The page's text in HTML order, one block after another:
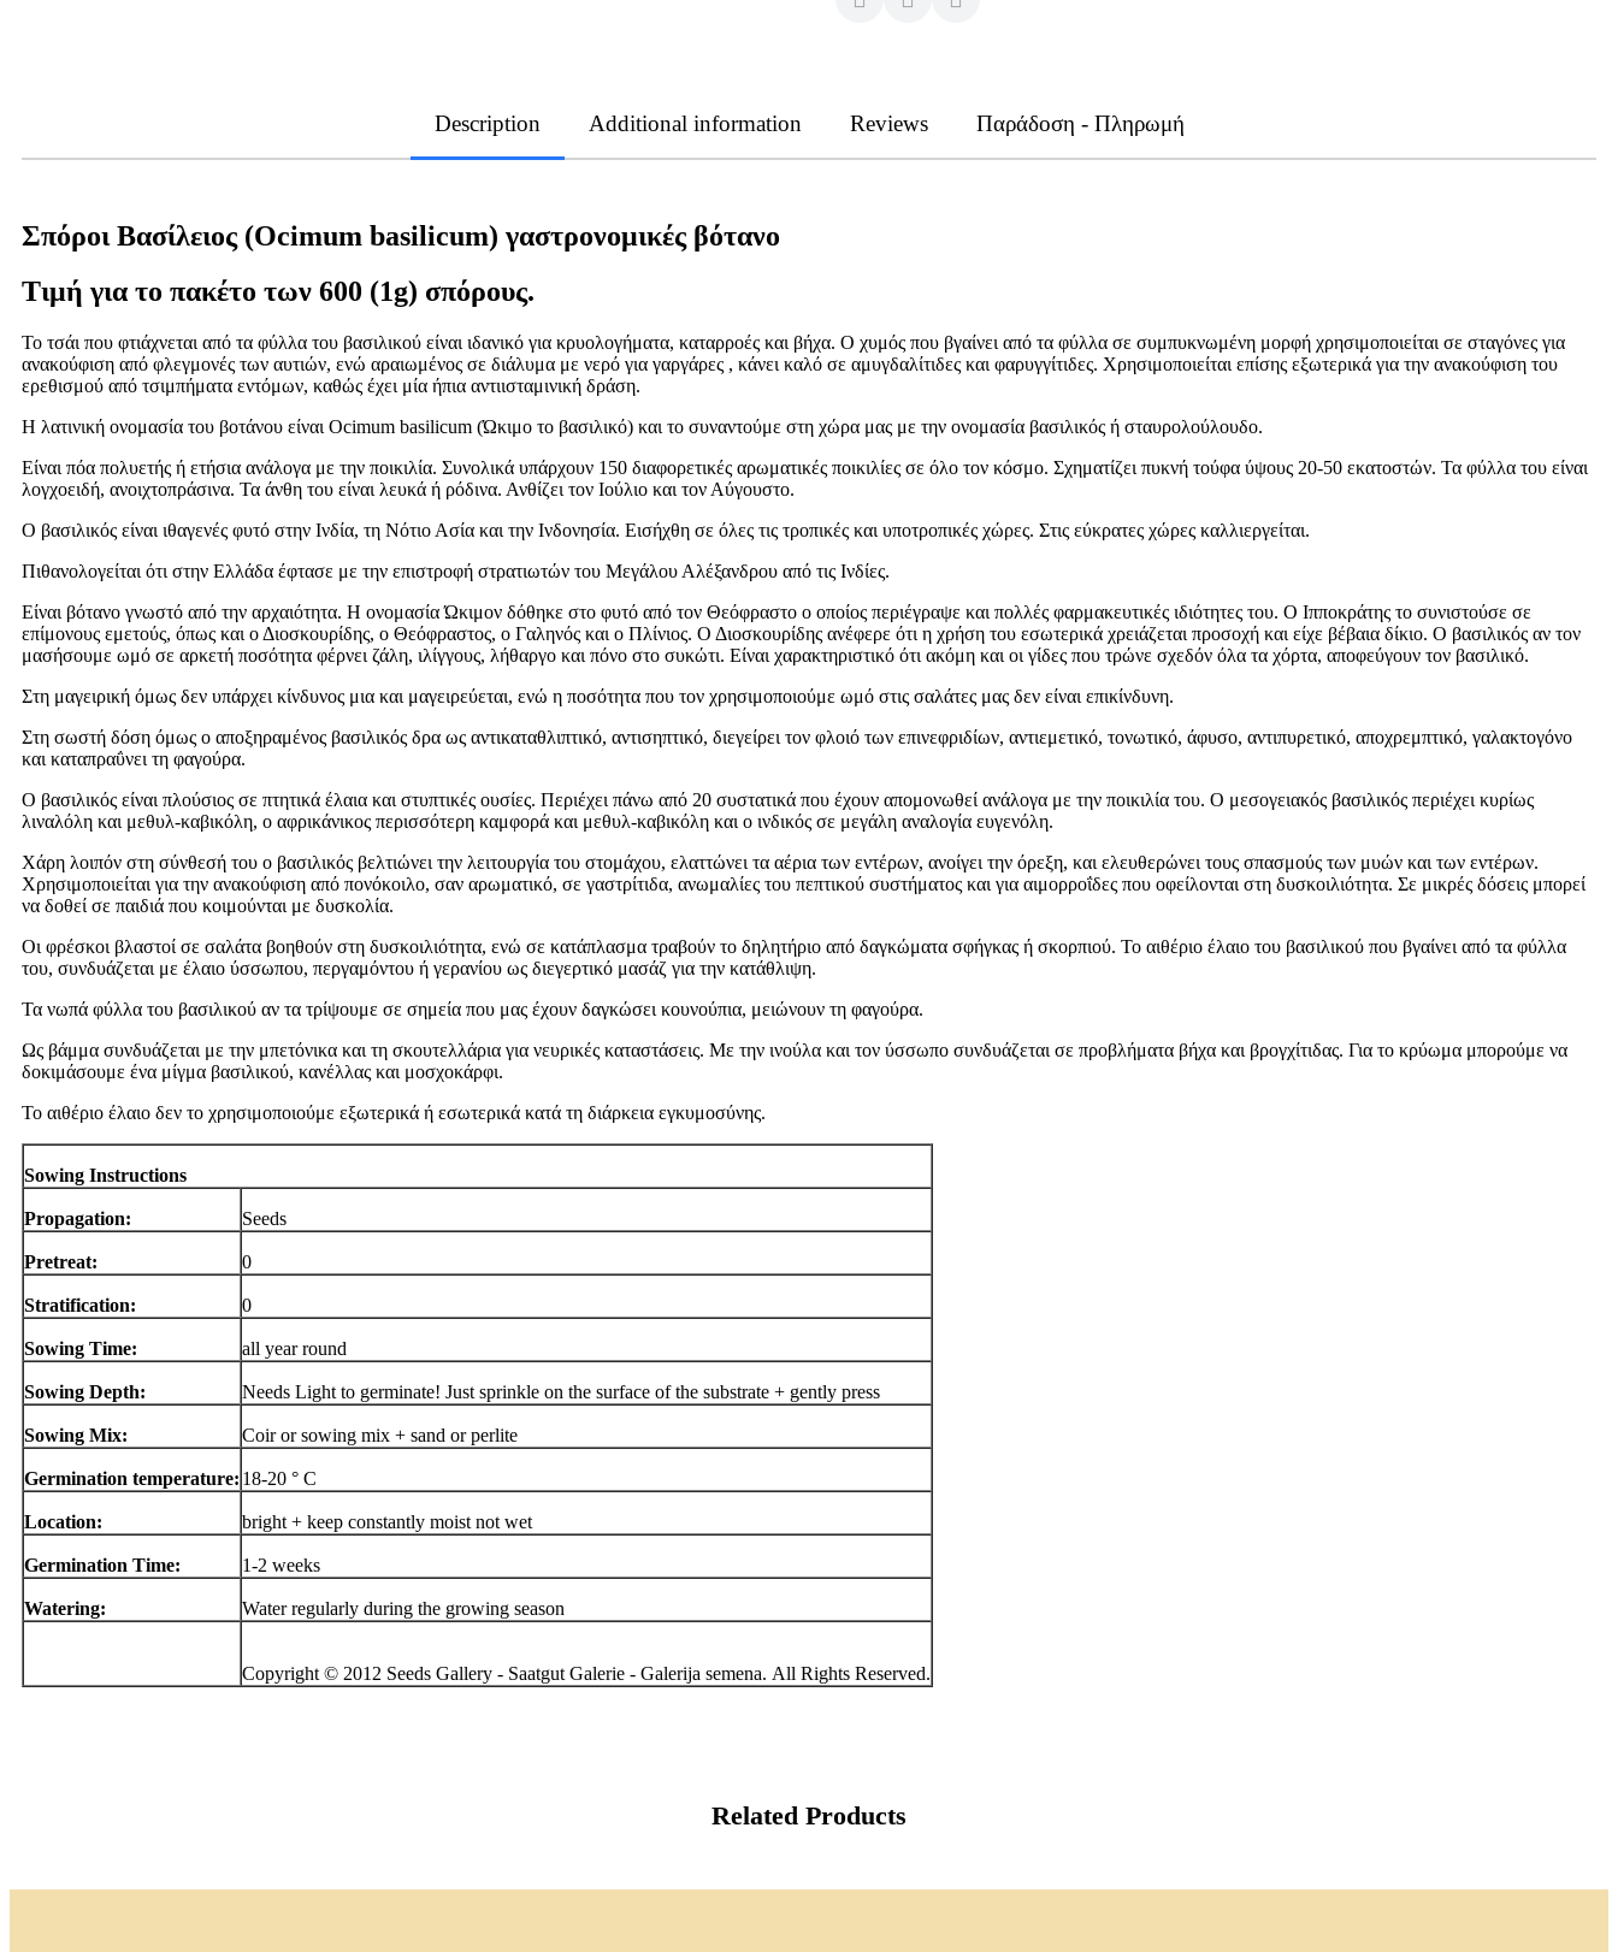
Description Additional information Reviews Παράδοση - Πληρωμή
Σπόροι Βασίλειος (Ocimum basilicum) γαστρονομικές βότανο
Τιμή για το πακέτο των 600 (1g) σπόρους.
Το τσάι που φτιάχνεται από τα φύλλα του βασιλικού είναι ιδανικό για κρυολογήματα, καταρροές και βήχα. Ο χυμός που βγαίνει από τα φύλλα σε συμπυκνωμένη μορφή χρησιμοποιείται σε σταγόνες για
ανακούφιση από φλεγμονές των αυτιών, ενώ αραιωμένος σε διάλυμα με νερό για γαργάρες , κάνει καλό σε αμυγδαλίτιδες και φαρυγγίτιδες. Χρησιμοποιείται επίσης εξωτερικά για την ανακούφιση του
ερεθισμού από τσιμπήματα εντόμων, καθώς έχει μία ήπια αντιισταμινική δράση.
Η λατινική ονομασία του βοτάνου είναι Ocimum basilicum (Ώκιμο το βασιλικό) και το συναντούμε στη χώρα μας με την ονομασία βασιλικός ή σταυρολούλουδο.
Είναι πόα πολυετής ή ετήσια ανάλογα με την ποικιλία. Συνολικά υπάρχουν 150 διαφορετικές αρωματικές ποικιλίες σε όλο τον κόσμο. Σχηματίζει πυκνή τούφα ύψους 20-50 εκατοστών. Τα φύλλα του είναι
λογχοειδή, ανοιχτοπράσινα. Τα άνθη του είναι λευκά ή ρόδινα. Ανθίζει τον Ιούλιο και τον Αύγουστο.
Ο βασιλικός είναι ιθαγενές φυτό στην Ινδία, τη Νότιο Ασία και την Ινδονησία. Εισήχθη σε όλες τις τροπικές και υποτροπικές χώρες. Στις εύκρατες χώρες καλλιεργείται.
Πιθανολογείται ότι στην Ελλάδα έφτασε με την επιστροφή στρατιωτών του Μεγάλου Αλέξανδρου από τις Ινδίες.
Είναι βότανο γνωστό από την αρχαιότητα. Η ονομασία Ώκιμον δόθηκε στο φυτό από τον Θεόφραστο ο οποίος περιέγραψε και πολλές φαρμακευτικές ιδιότητες του. Ο Ιπποκράτης το συνιστούσε σε
επίμονους εμετούς, όπως και ο Διοσκουρίδης, ο Θεόφραστος, ο Γαληνός και ο Πλίνιος. Ο Διοσκουρίδης ανέφερε ότι η χρήση του εσωτερικά χρειάζεται προσοχή και είχε βέβαια δίκιο. Ο βασιλικός αν τον
μασήσουμε ωμό σε αρκετή ποσότητα φέρνει ζάλη, ιλίγγους, λήθαργο και πόνο στο συκώτι. Είναι χαρακτηριστικό ότι ακόμη και οι γίδες που τρώνε σχεδόν όλα τα χόρτα, αποφεύγουν τον βασιλικό.
Στη μαγειρική όμως δεν υπάρχει κίνδυνος μια και μαγειρεύεται, ενώ η ποσότητα που τον χρησιμοποιούμε ωμό στις σαλάτες μας δεν είναι επικίνδυνη.
Στη σωστή δόση όμως ο αποξηραμένος βασιλικός δρα ως αντικαταθλιπτικό, αντισηπτικό, διεγείρει τον φλοιό των επινεφριδίων, αντιεμετικό, τονωτικό, άφυσο, αντιπυρετικό, αποχρεμπτικό, γαλακτογόνο
και καταπραΰνει τη φαγούρα.
Ο βασιλικός είναι πλούσιος σε πτητικά έλαια και στυπτικές ουσίες. Περιέχει πάνω από 20 συστατικά που έχουν απομονωθεί ανάλογα με την ποικιλία του. Ο μεσογειακός βασιλικός περιέχει κυρίως
λιναλόλη και μεθυλ-καβικόλη, ο αφρικάνικος περισσότερη καμφορά και μεθυλ-καβικόλη και ο ινδικός σε μεγάλη αναλογία ευγενόλη.
Χάρη λοιπόν στη σύνθεσή του ο βασιλικός βελτιώνει την λειτουργία του στομάχου, ελαττώνει τα αέρια των εντέρων, ανοίγει την όρεξη, και ελευθερώνει τους σπασμούς των μυών και των εντέρων.
Χρησιμοποιείται για την ανακούφιση από πονόκοιλο, σαν αρωματικό, σε γαστρίτιδα, ανωμαλίες του πεπτικού συστήματος και για αιμορροΐδες που οφείλονται στη δυσκοιλιότητα. Σε μικρές δόσεις μπορεί
να δοθεί σε παιδιά που κοιμούνται με δυσκολία.
Οι φρέσκοι βλαστοί σε σαλάτα βοηθούν στη δυσκοιλιότητα, ενώ σε κατάπλασμα τραβούν το δηλητήριο από δαγκώματα σφήγκας ή σκορπιού. Το αιθέριο έλαιο του βασιλικού που βγαίνει από τα φύλλα
του, συνδυάζεται με έλαιο ύσσωπου, περγαμόντου ή γερανίου ως διεγερτικό μασάζ για την κατάθλιψη.
Τα νωπά φύλλα του βασιλικού αν τα τρίψουμε σε σημεία που μας έχουν δαγκώσει κουνούπια, μειώνουν τη φαγούρα.
Ως βάμμα συνδυάζεται με την μπετόνικα και τη σκουτελλάρια για νευρικές καταστάσεις. Με την ινούλα και τον ύσσωπο συνδυάζεται σε προβλήματα βήχα και βρογχίτιδας. Για το κρύωμα μπορούμε να
δοκιμάσουμε ένα μίγμα βασιλικού, κανέλλας και μοσχοκάρφι.
Το αιθέριο έλαιο δεν το χρησιμοποιούμε εξωτερικά ή εσωτερικά κατά τη διάρκεια εγκυμοσύνης.
Sowing Instructions
Propagation: Seeds
Pretreat: 0
Stratification: 0
Sowing Time: all year round
Sowing Depth: Needs Light to germinate! Just sprinkle on the surface of the substrate + gently press
Sowing Mix: Coir or sowing mix + sand or perlite
Germination temperature: 18-20 ° C
Location: bright + keep constantly moist not wet
Germination Time: 1-2 weeks
Watering: Water regularly during the growing season
Copyright © 2012 Seeds Gallery - Saatgut Galerie - Galerija semena. All Rights Reserved.
Related Products